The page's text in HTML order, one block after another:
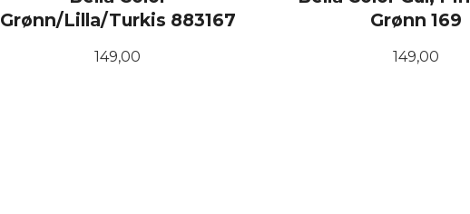
Grønn/Lilla/Turkis 883167
Pris
149,00
Grønn 169
Pris
149,00